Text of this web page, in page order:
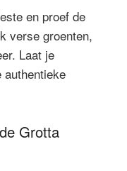
en proef de
verse groenten,
Laat je
authentieke
Grotta